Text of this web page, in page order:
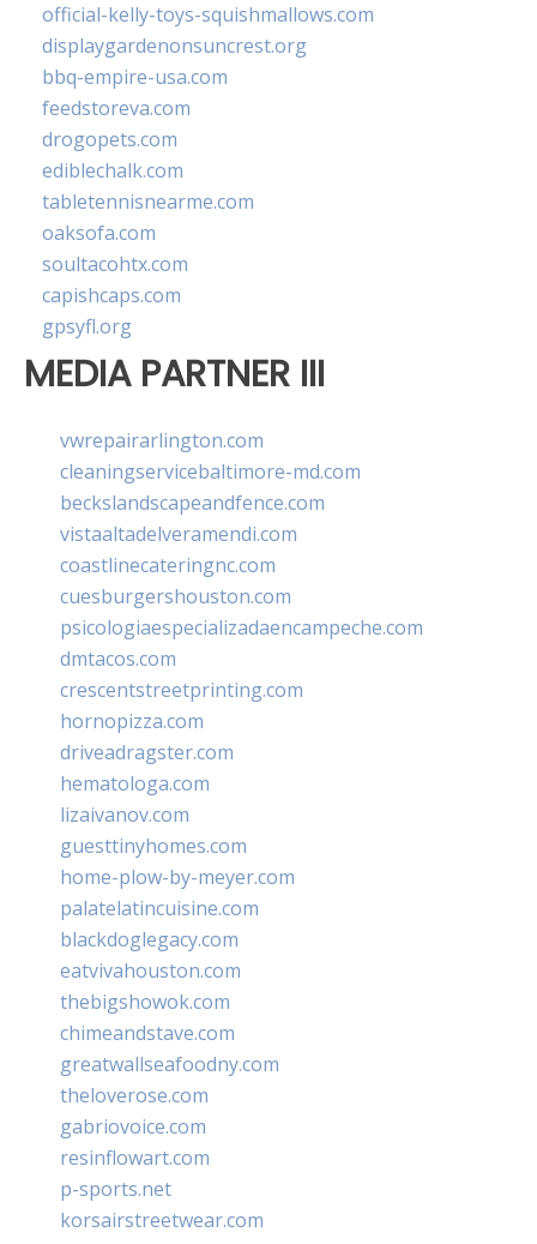
official-kelly-toys-squishmallows.com
displaygardenonsuncrest.org
bbq-empire-usa.com
feedstoreva.com
drogopets.com
ediblechalk.com
tabletennisnearme.com
oaksofa.com
soultacohtx.com
capishcaps.com
gpsyfl.org
MEDIA PARTNER III
vwrepairarlington.com
cleaningservicebaltimore-md.com
beckslandscapeandfence.com
vistaaltadelveramendi.com
coastlinecateringnc.com
cuesburgershouston.com
psicologiaespecializadaencampeche.com
dmtacos.com
crescentstreetprinting.com
hornopizza.com
driveadragster.com
hematologa.com
lizaivanov.com
guesttinyhomes.com
home-plow-by-meyer.com
palatelatincuisine.com
blackdoglegacy.com
eatvivahouston.com
thebigshowok.com
chimeandstave.com
greatwallseafoodny.com
theloverose.com
gabriovoice.com
resinflowart.com
p-sports.net
korsairstreetwear.com